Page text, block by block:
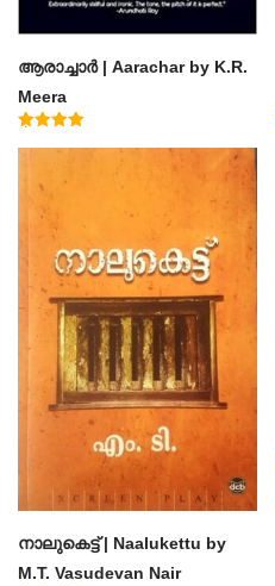
ആരാച്ചാര്‍ | Aarachar by K.R.
Meera
നാലുകെട്ട് | Naalukettu by
M.T. Vasudevan Nair